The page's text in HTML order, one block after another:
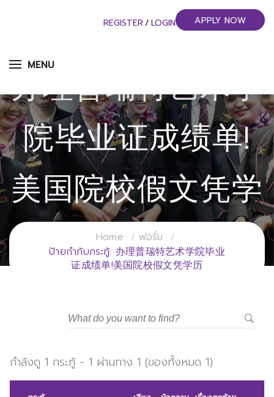
MENU
REGISTER / LOGIN APPLY NOW
办理普瑞特艺术学
院毕业证成绩单!
美国院校假文凭学
历
วิทยาลัยการจัดการอุตสาหกรรมบริการ
Home
ฟอรั่ม
ป้ายกำกับกระทู้: 办理普瑞特艺术学院毕业
证成绩单!美国院校假文凭学历
กำลังดู 1 กระทู้ - 1 ผ่านทาง 1 (ของทั้งหมด 1)